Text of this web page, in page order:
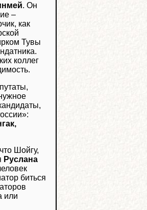
. Он
–
как
Тувы
коллег
Шойгу,
Руслана
биться
или